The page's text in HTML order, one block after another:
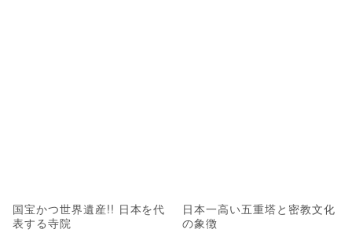
国宝かつ世界遺産!! 日本を代
表する寺院
日本一高い五重塔と密教文化
の象徴